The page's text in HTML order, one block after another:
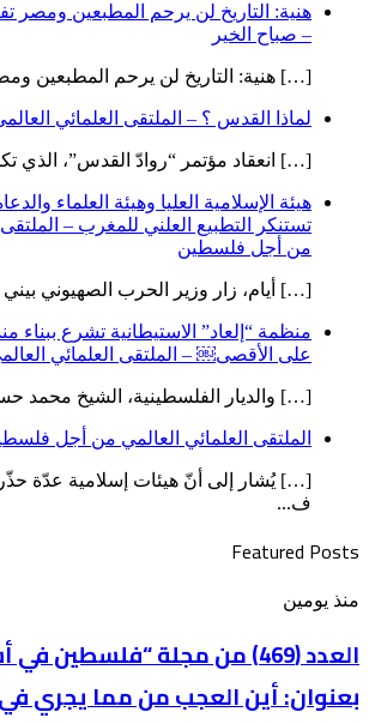
هنية: التاريخ لن يرحم المطبعين ومصر
– صباح الخير
[…] هنية: التاريخ لن يرحم المطبعين
لماذا القدس ؟ – الملتقى العلمائي
[…] انعقاد مؤتمر “روادّ القدس”، الذي
هيئة الإسلامية العليا وهيئة العلماء
تستنكر التطبيع العلني للمغرب – الملتقى
من أجل فلسطين
[…] أيام، زار وزير الحرب الصهيوني
منظمة “إلعاد” الاستيطانية تشرع ببناء
على الأقصى￼ – الملتقى العلمائي
[…] والديار الفلسطينية، الشيخ محمد
الملتقى العلمائي العالمي من أجل
[…] يُشار إلى أنّ هيئات إسلامية عدّة
ف...
Featured Posts
العدد
من
مجلة
“فلسطين
في
منذ يومين
العدد (469) من مجلة “فلسطين
بعنوان: أين العجب من مما يجري